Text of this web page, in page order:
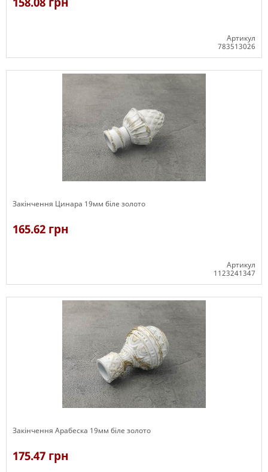
Артикул
783513026
Закінчення Цинара 19мм біле золото
165.62 грн
Артикул
1123241347
Закінчення Арабеска 19мм біле золото
175.47 грн